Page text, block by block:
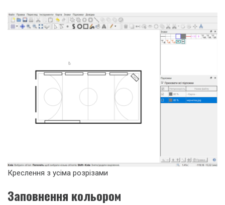
Креслення з усіма розрізами
Заповнення кольором